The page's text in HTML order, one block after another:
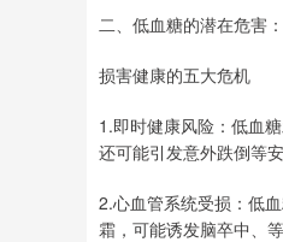
二、低血糖的潜在危害：
损害健康的五大危机
1.即时健康风险：低血
还可能引发意外跌倒等
2.心血管系统受损：低
霜，可能诱发脑卒中、